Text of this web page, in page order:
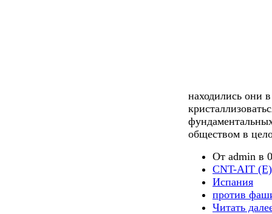
находились они
обществом в
От admin в
CNT-AIT (E)
Испания
против
Читать